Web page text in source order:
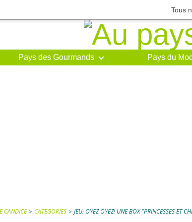
Tous
Pays des Gourmands Pays du
CANDICE > CATEGORIES > JEU: OYEZ OYEZ! UNE BOX "PRINCESSES ET